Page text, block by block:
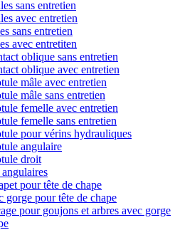
sans entretien
avec entretien
sans entretien
avec entretiten
oblique sans entretien
oblique avec entretien
mâle avec entretien
mâle sans entretien
femelle avec entretien
femelle sans entretien
pour vérins hydrauliques
angulaire
droit
pour tête de chape
gorge pour tête de chape
pour goujons et arbres avec gorge